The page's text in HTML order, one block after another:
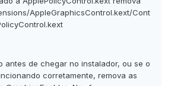
AppleGraphicsControl.kext/Cont
antes de chegar no instalador, ou se o
corretamente, remova as